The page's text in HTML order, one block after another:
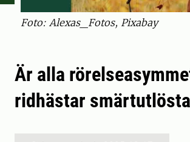
Foto: Alexas_Fotos, Pixabay
Är alla
ridhästar